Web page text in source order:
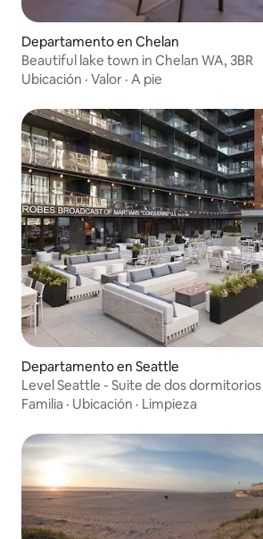
Departamento en Chelan
Beautiful lake town in Chelan WA, 3BR
Ubicación · Valor · A pie
Departamento en Seattle
Level Seattle - Suite de dos dormitorios
Familia · Ubicación · Limpieza